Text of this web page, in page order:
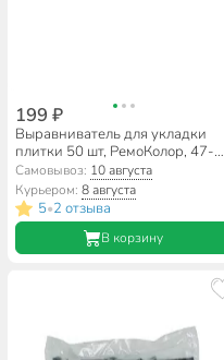
199 ₽
Выравниватель для укладки
плитки 50 шт, РемоКолор, 47-1-
000
Самовывоз: 10 августа
Курьером:8 августа
5•2 отзыва
В корзину